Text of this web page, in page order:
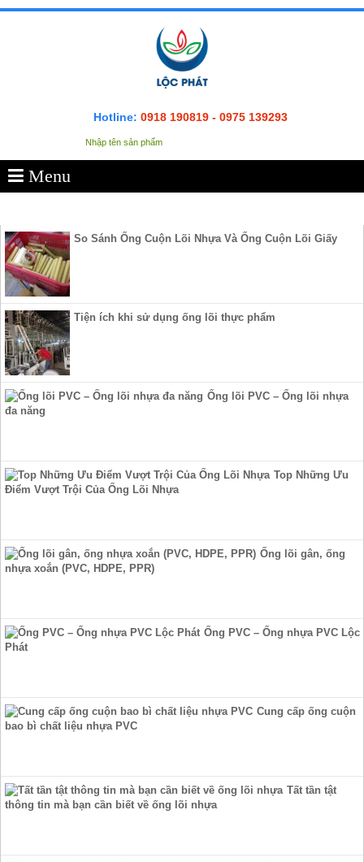
Hotline: 0918 190819 - 0975 139293
Menu
So Sánh Ống Cuộn Lõi Nhựa Và Ống Cuộn Lõi Giấy
Tiện ích khi sử dụng ống lõi thực phẩm
Ống lõi PVC – Ống lõi nhựa
đa năng
Top Những Ưu
Điểm Vượt Trội Của Ống Lõi Nhựa
Ống lõi gân, ống
nhựa xoắn (PVC, HDPE, PPR)
Ống PVC – Ống nhựa PVC Lộc
Phát
Cung cấp ống cuộn
bao bì chất liệu nhựa PVC
Tất tần tật
thông tin mà bạn cần biết về ống lõi nhựa